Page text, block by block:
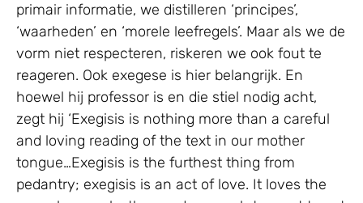
primair informatie, we distilleren ‘principes’,
‘waarheden’ en ‘morele leefregels’. Maar als we de
vorm niet respecteren, riskeren we ook fout te
reageren. Ook exegese is hier belangrijk. En
hoewel hij professor is en die stiel nodig acht,
zegt hij ‘Exegisis is nothing more than a careful
and loving reading of the text in our mother
tongue…Exegisis is the furthest thing from
pedantry; exegisis is an act of love. It loves the